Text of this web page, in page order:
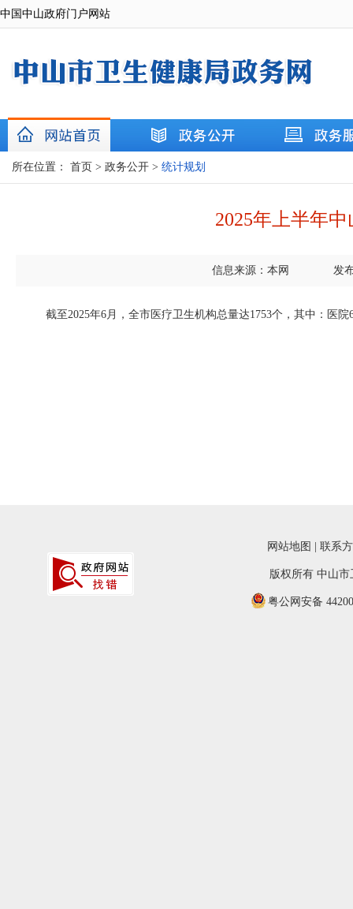
中国中山政府门户网站
所在位置： 首页 > 政务公开 > 统计规划
2025年上半年
信息来源：本网 发
截至2025年6月，全市医疗卫生机构总量达1753个，其中：医院
网站地图 联系
版权所有 中山
粤公网安备